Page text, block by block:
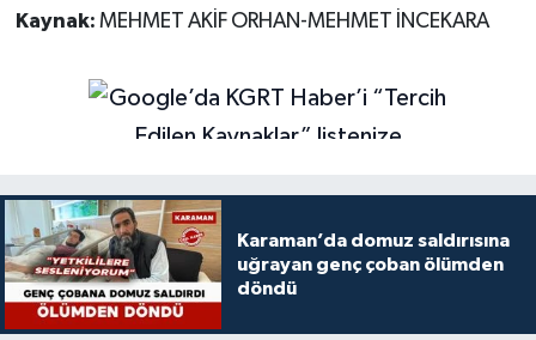
Kaynak: MEHMET AKİF ORHAN-MEHMET İNCEKARA
Karaman’da domuz saldırısına
uğrayan genç çoban ölümden
döndü